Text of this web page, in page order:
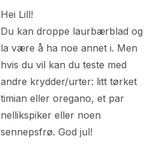
Hei Lill!
Du kan droppe laurbærblad og
la være å ha noe annet i. Men
hvis du vil kan du teste med
andre krydder/urter: litt tørket
timian eller oregano, et par
nellikspiker eller noen
sennepsfrø. God jul!